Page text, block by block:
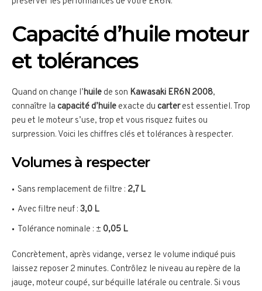
Capacité d’huile moteur
et tolérances
Quand on change l’huile de son Kawasaki ER6N 2008,
connaître la capacité d’huile exacte du carterest essentiel. Trop
peu et le moteur s’use, trop et vous risquez fuites ou
surpression. Voici les chiffres clés et tolérances à respecter.
Volumes à respecter
Sans remplacement de filtre : 2,7 L
Avec filtre neuf : 3,0 L
Tolérance nominale : ± 0,05 L
Concrètement, après vidange, versez le volume indiqué puis
laissez reposer 2 minutes. Contrôlez le niveau au repère de la
jauge, moteur coupé, sur béquille latérale ou centrale. Si vous